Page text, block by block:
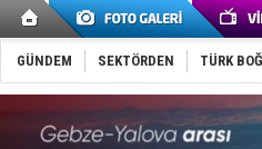
GÜNDEM SEKTÖRDEN TÜRK